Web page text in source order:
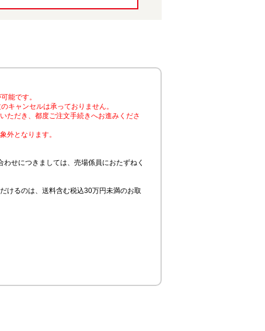
能です。
キャンセルは承っておりません。
ただき、都度ご注文手続きへお進みくださ
外となります。
せにつきましては、売場係員におたずねく
けるのは、送料含む税込30万円未満のお取